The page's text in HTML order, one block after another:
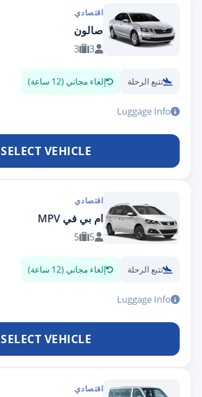
اقتصادي
صالون
3
3
تتبع الرحلة إلغاء مجاني (12 ساعة)
Luggage Info
SELECT VEHICLE
اقتصادي
ام بي في MPV
5
5
تتبع الرحلة إلغاء مجاني (12 ساعة)
Luggage Info
SELECT VEHICLE
اقتصادي